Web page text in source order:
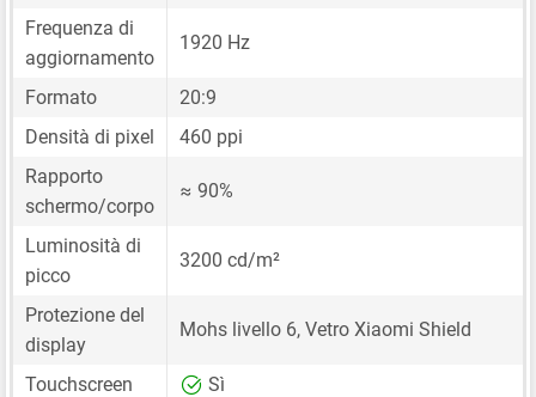
Frequenza di
aggiornamento
1920 Hz
Formato
20:9
Densità di pixel
460 ppi
Rapporto
schermo/corpo
≈ 90%
Luminosità di
picco
3200 cd/m²
Protezione del
display
Mohs livello 6, Vetro Xiaomi Shield
Touchscreen
Sì